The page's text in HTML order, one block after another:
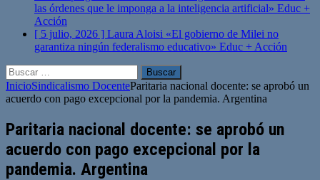
las órdenes que le imponga a la inteligencia artificial» Educ +
Acción
[ 5 julio, 2026 ] Laura Aloisi «El gobierno de Milei no
garantiza ningún federalismo educativo» Educ + Acción
Buscar:
InicioSindicalismo DocenteParitaria nacional docente: se aprobó un
acuerdo con pago excepcional por la pandemia. Argentina
Paritaria nacional docente: se aprobó un
acuerdo con pago excepcional por la
pandemia. Argentina